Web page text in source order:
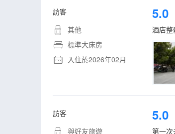
訪客
其他
標準大床房
入住於2026年02月
5.0
酒店整
訪客
與好友旅遊
5.0
第一